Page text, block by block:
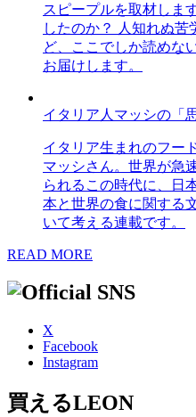
スピープルを取材しま
したのか？ 人知れぬ
ど、ここでしか読めな
お届けします。
イタリア人マッシの「
イタリア生まれのフー
マッシさん。世界が急
られるこの時代に、日
本と世界の食に関する
いて考える連載です。
READ MORE
X
Facebook
Instagram
買えるLEON